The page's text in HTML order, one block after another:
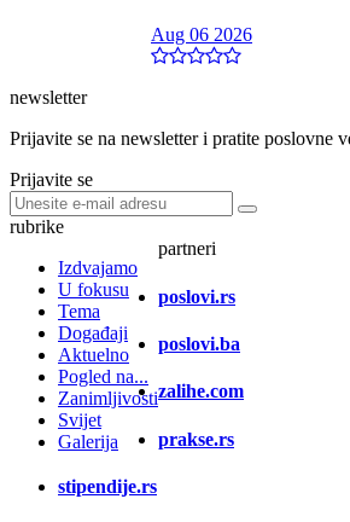
Aug 06 2026
newsletter
Prijavite se na newsletter i pratite poslovne
Prijavite se
rubrike
Izdvajamo
U fokusu
Tema
Događaji
Aktuelno
Pogled na...
Zanimljivosti
Svijet
Galerija
partneri
poslovi.rs
poslovi.ba
zalihe.com
prakse.rs
stipendije.rs